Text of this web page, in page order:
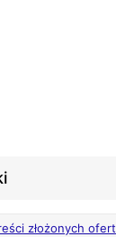
złożonych ofert